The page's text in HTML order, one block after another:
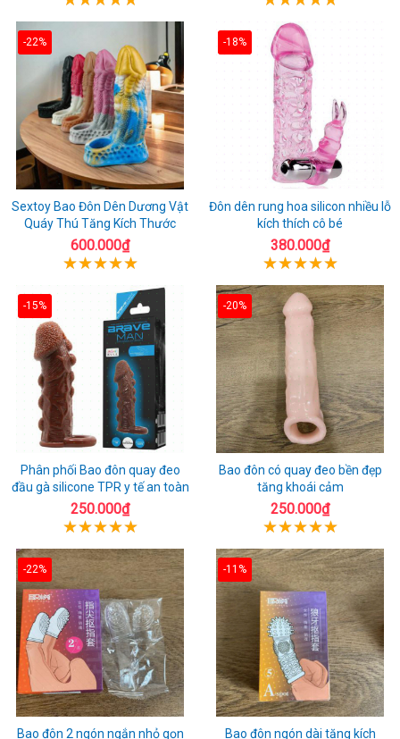
-22%
Sextoy Bao Đôn Dên Dương Vật
Quáy Thú Tăng Kích Thước
600.000₫
-18%
Đôn dên rung hoa silicon nhiều lỗ
kích thích cô bé
380.000₫
-15%
Phân phối Bao đôn quay đeo
đầu gà silicone TPR y tế an toàn
250.000₫
-20%
Bao đôn có quay đeo bền đẹp
tăng khoái cảm
250.000₫
-22%
Bao đôn 2 ngón ngắn nhỏ gọn
-11%
Bao đôn ngón dài tăng kích